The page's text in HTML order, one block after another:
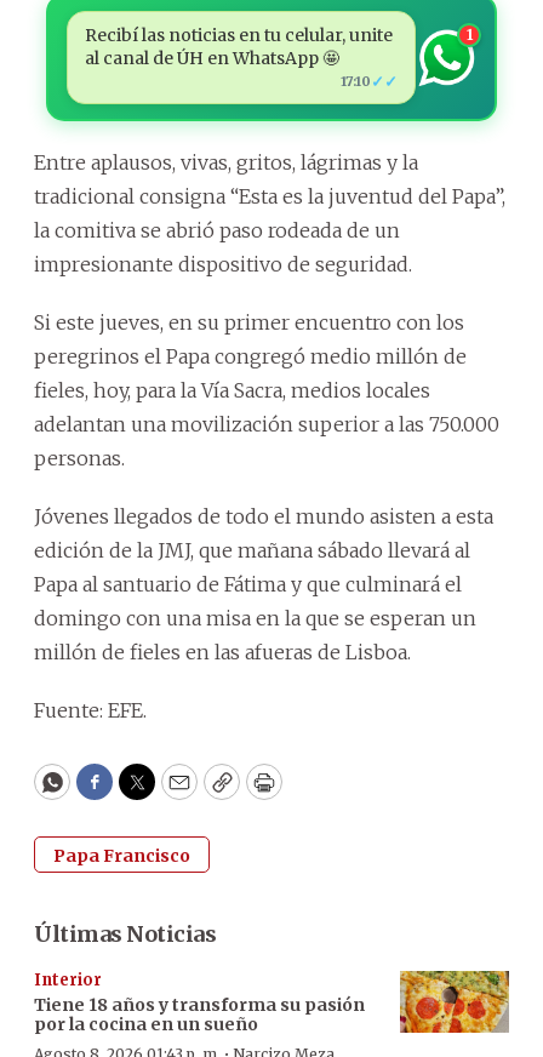
Recibí las noticias en tu celular, unite
al canal de ÚH en WhatsApp 🤩
17:10 ✓✓
1
Entre aplausos, vivas, gritos, lágrimas y la
tradicional consigna “Esta es la juventud del Papa”,
la comitiva se abrió paso rodeada de un
impresionante dispositivo de seguridad.
Si este jueves, en su primer encuentro con los
peregrinos el Papa congregó medio millón de
fieles, hoy, para la Vía Sacra, medios locales
adelantan una movilización superior a las 750.000
personas.
Jóvenes llegados de todo el mundo asisten a esta
edición de la JMJ, que mañana sábado llevará al
Papa al santuario de Fátima y que culminará el
domingo con una misa en la que se esperan un
millón de fieles en las afueras de Lisboa.
Fuente: EFE.
WhatsApp
Facebook
Twitter
EmailCopyPrint
Papa Francisco
Últimas Noticias
Interior
Tiene 18 años y transforma su pasión
por la cocina en un sueño